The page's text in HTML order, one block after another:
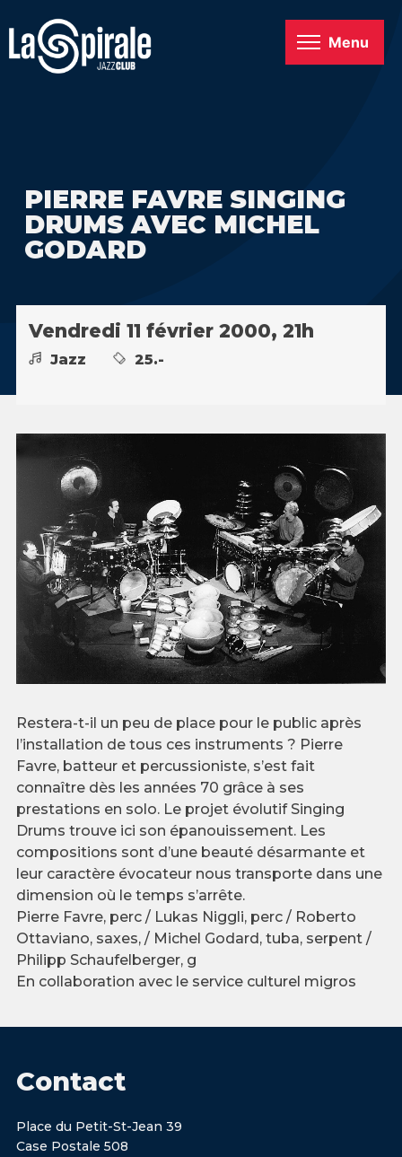
Menu
PIERRE FAVRE SINGING
DRUMS AVEC MICHEL
GODARD
Vendredi 11 février 2000, 21h
Jazz 25.-
Restera-t-il un peu de place pour le public après
l’installation de tous ces instruments ? Pierre
Favre, batteur et percussioniste, s’est fait
connaître dès les années 70 grâce à ses
prestations en solo. Le projet évolutif Singing
Drums trouve ici son épanouissement. Les
compositions sont d’une beauté désarmante et
leur caractère évocateur nous transporte dans une
dimension où le temps s’arrête.
Pierre Favre, perc / Lukas Niggli, perc / Roberto
Ottaviano, saxes, / Michel Godard, tuba, serpent /
Philipp Schaufelberger, g
En collaboration avec le service culturel migros
Contact
Place du Petit-St-Jean 39
Case Postale 508